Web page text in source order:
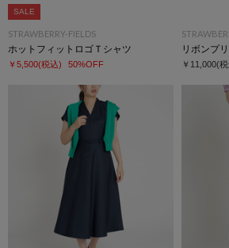
SALE
STRAWBERRY-FIELDS
ホットフィットロゴＴシャツ
￥5,500(税込) 50%OFF
リボンプ
￥11,000(